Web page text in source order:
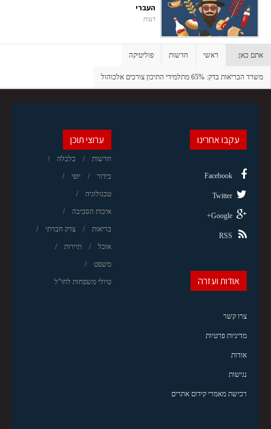
העברי
דעות
אתם כאן: ראשי חדשות פוליטיקה
משרד הבריאות בדק: 65% מתלמידי התיכון צורכים אלכוהול
ערוצי תוכן
חדשות כלכלה
בידור יופי
טכנולוגיה
איכות הסביבה
בריאות צדק חברתי
אוכל תיירות
משפט
טיולי משפחות לחו"ל
עקבו אחרינו
Facebook
Twitter
Google+
RSS
אודות ועזרה
צרו קשר
מדיניות פרטיות
אודות
נגישות
רכישת מאמרי קידום אתרים